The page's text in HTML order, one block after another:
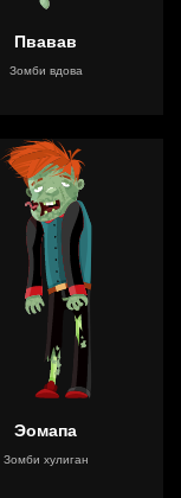
Пвавав
Зомби вдова
Эомапа
Зомби хулиган